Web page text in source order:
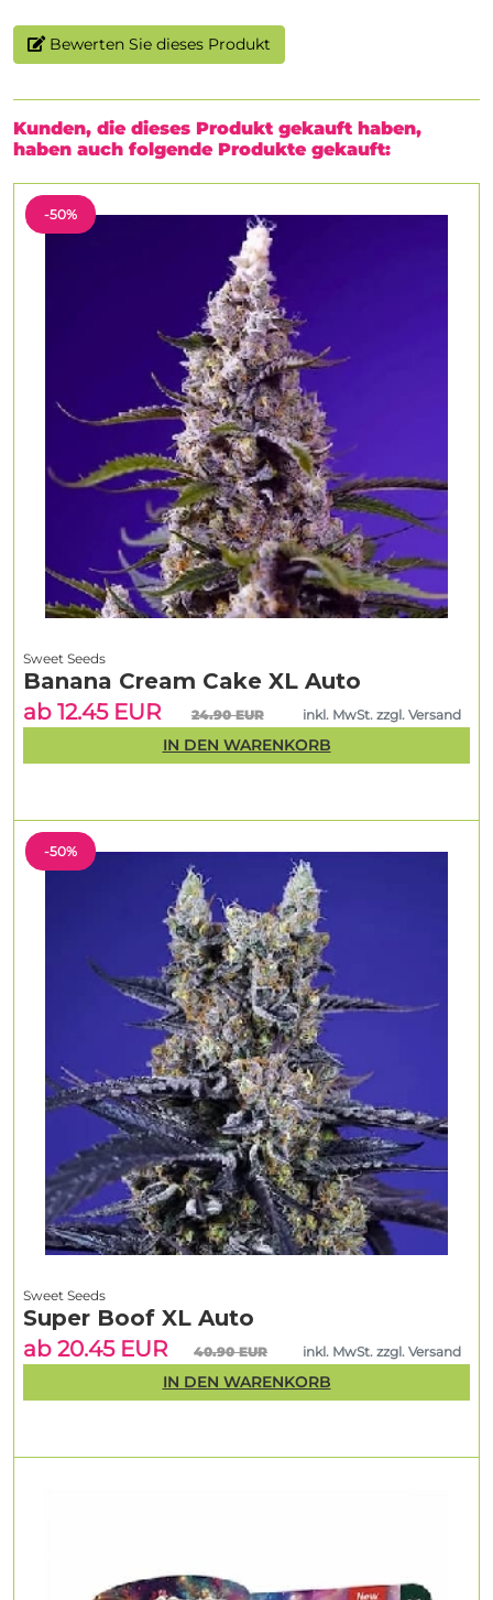
Bewerten Sie dieses Produkt
Kunden, die dieses Produkt gekauft haben,
haben auch folgende Produkte gekauft:
-50%
Sweet Seeds
Super Boof XL Auto
ab 20.45 EUR
40.90 EUR inkl. MwSt. zzgl. Versand
IN DEN WARENKORB
-50%
Sweet Seeds
Banana Cream Cake XL Auto
ab 12.45 EUR
24.90 EUR inkl. MwSt. zzgl. Versand
IN DEN WARENKORB